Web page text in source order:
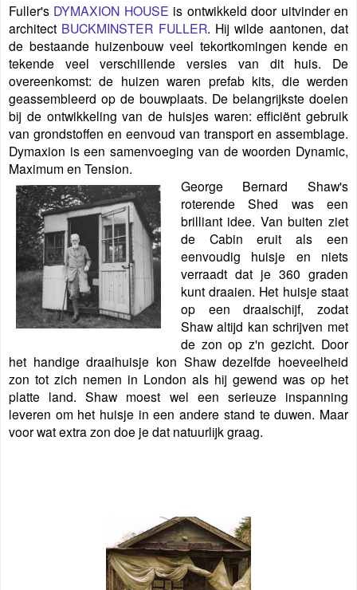
Fuller's DYMAXION HOUSE is ontwikkeld door uitvinder en
architect BUCKMINSTER FULLER. Hij wilde aantonen, dat
de bestaande huizenbouw veel tekortkomingen kende en
tekende veel verschillende versies van dit huis. De
overeenkomst: de huizen waren prefab kits, die werden
geassembleerd op de bouwplaats. De belangrijkste doelen
bij de ontwikkeling van de huisjes waren: efficiënt gebruik
van grondstoffen en eenvoud van transport en assemblage.
Dymaxion is een samenvoeging van de woorden Dynamic,
Maximum en Tension.
George Bernard Shaw's
roterende Shed was een
brilliant idee. Van buiten ziet
de Cabin eruit als een
eenvoudig huisje en niets
verraadt dat je 360 graden
kunt draaien. Het huisje staat
op een draaischijf, zodat
Shaw altijd kan schrijven met
de zon op z'n gezicht. Door
het handige draaihuisje kon Shaw dezelfde hoeveelheid
zon tot zich nemen in London als hij gewend was op het
platte land. Shaw moest wel een serieuze inspanning
leveren om het huisje in een andere stand te duwen. Maar
voor wat extra zon doe je dat natuurlijk graag.